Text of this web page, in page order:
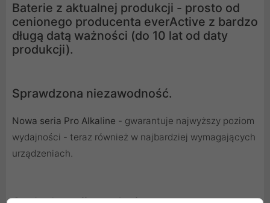
Baterie z aktualnej produkcji - prosto od
cenionego producenta everActive z bardzo
długą datą ważności (do 10 lat od daty
produkcji).
Sprawdzona niezawodność.
Nowa seria Pro Alkaline - gwarantuje najwyższy poziom
wydajności - teraz również w najbardziej wymagających
urządzeniach.